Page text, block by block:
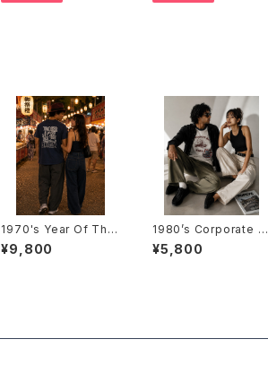
1970's Year Of The
Dragon T-Shirts -19
70年代 辰年Tシャツ-
¥9,800
1980’s Corporate L
ogo Multi Print T-Sh
irt -1980年代 企業ロ
¥5,800